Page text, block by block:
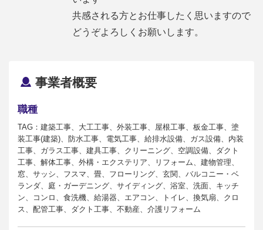
共感される方とお仕事したく思いますので
どうぞよろしくお願いします。
事業者概要
職種
TAG：建築工事、大工工事、外装工事、屋根工事、板金工事、塗
装工事(建築)、防水工事、電気工事、給排水設備、ガス設備、内装
工事、ガラス工事、建具工事、クリーニング、空調設備、ダクト
工事、解体工事、外構・エクステリア、リフォーム、建物管理、
窓、サッシ、フスマ、畳、フローリング、玄関、バルコニー・ベ
ランダ、庭・ガーデニング、サイディング、浴室、洗面、キッチ
ン、コンロ、食洗機、給湯器、エアコン、トイレ、換気扇、クロ
ス、配管工事、ダクト工事、不動産、介護リフォーム